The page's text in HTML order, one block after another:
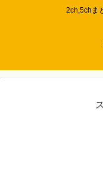
2ch,5chま